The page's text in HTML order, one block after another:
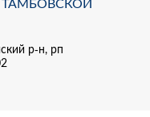
р-н, рп